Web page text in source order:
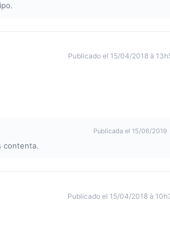
Publicado el 15/04/2018 à
Publicada el 15/06/2019
contenta.
Publicado el 15/04/2018 à